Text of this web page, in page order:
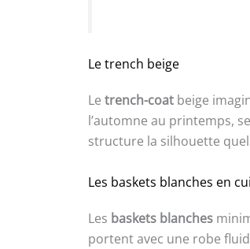
Le trench beige
Le trench-coat beige
l’automne au printemps,
structure la silhouette
Les baskets blanches en
Les baskets blanches
portent avec une robe